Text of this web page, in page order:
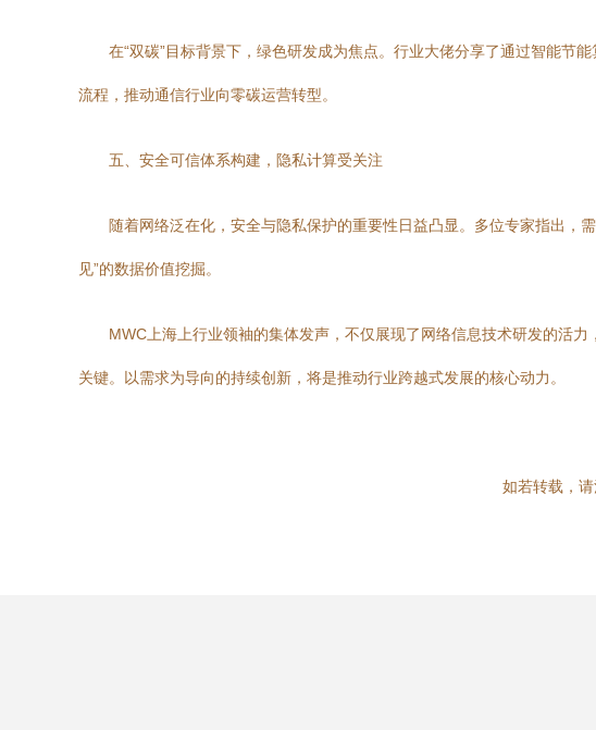
在“双碳”目标背景下，绿色研发成为焦点。行业大佬分享了通过智能节
流程，推动通信行业向零碳运营转型。
五、安全可信体系构建，隐私计算受关注
随着网络泛在化，安全与隐私保护的重要性日益凸显。多位专家指出，
见”的数据价值挖掘。
MWC上海上行业领袖的集体发声，不仅展现了网络信息技术研发的活
关键。以需求为导向的持续创新，将是推动行业跨越式发展的核心动力。
如若转载，